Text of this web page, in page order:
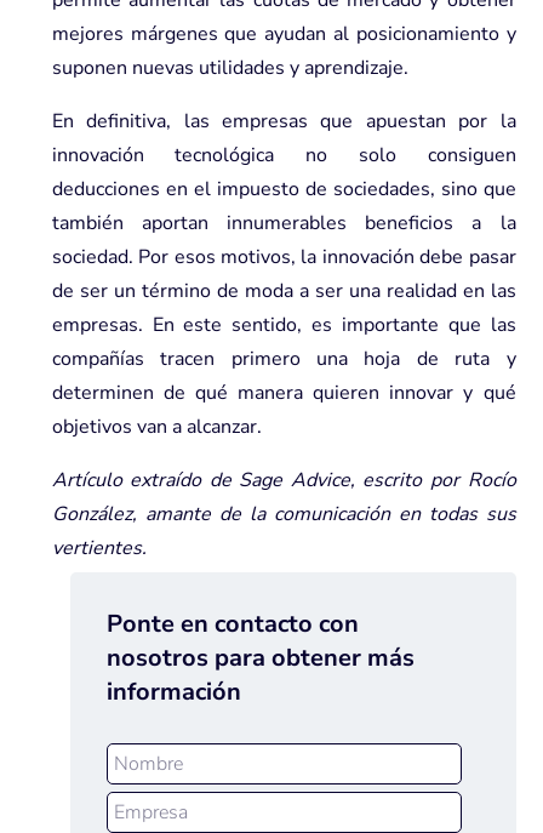
mejores márgenes que ayudan al posicionamiento y
suponen nuevas utilidades y aprendizaje.
En definitiva, las empresas que apuestan por la
innovación tecnológica no solo consiguen
deducciones en el impuesto de sociedades, sino que
también aportan innumerables beneficios a la
sociedad. Por esos motivos, la innovación debe pasar
de ser un término de moda a ser una realidad en las
empresas. En este sentido, es importante que las
compañías tracen primero una hoja de ruta y
determinen de qué manera quieren innovar y qué
objetivos van a alcanzar.
Artículo extraído de Sage Advice, escrito por Rocío
González, amante de la comunicación en todas sus
vertientes.
Ponte en contacto con
nosotros para obtener más
información